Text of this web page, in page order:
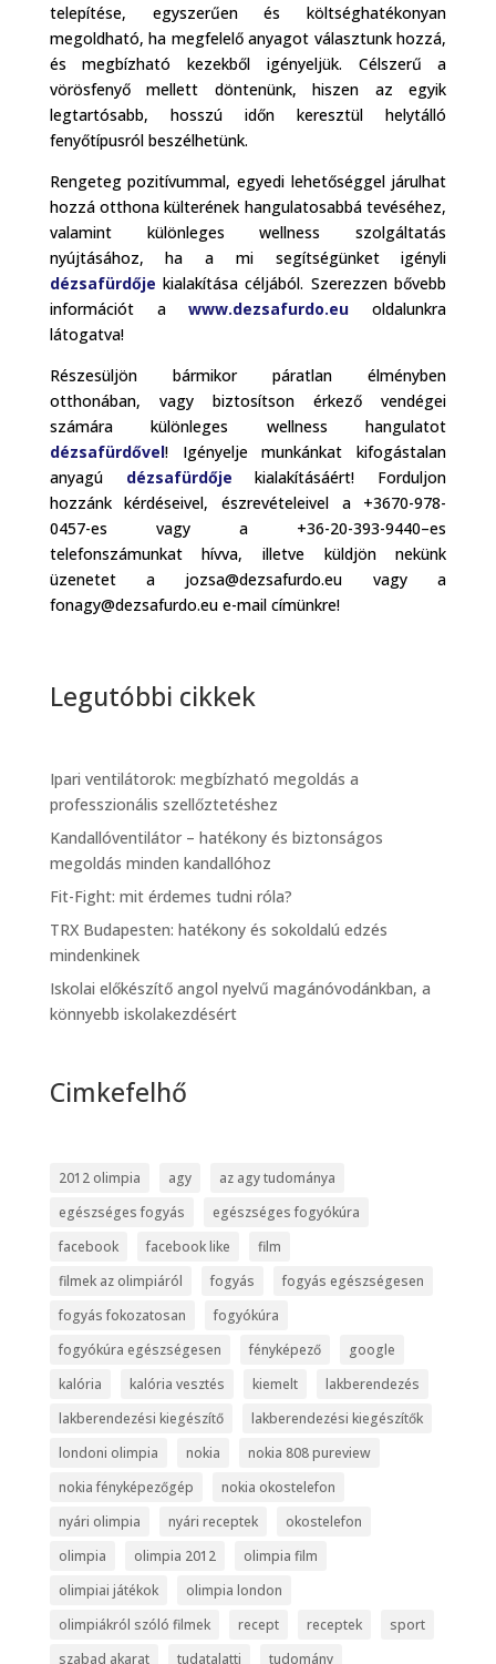
telepítése, egyszerűen és költséghatékonyan
megoldható, ha megfelelő anyagot választunk hozzá,
és megbízható kezekből igényeljük. Célszerű a
vörösfenyő mellett döntenünk, hiszen az egyik
legtartósabb, hosszú időn keresztül helytálló
fenyőtípusról beszélhetünk.
Rengeteg pozitívummal, egyedi lehetőséggel járulhat
hozzá otthona külterének hangulatosabbá tevéséhez,
valamint különleges wellness szolgáltatás
nyújtásához, ha a mi segítségünket igényli
dézsafürdője kialakítása céljából. Szerezzen bővebb
információt awww.dezsafurdo.eu oldalunkra
látogatva!
Részesüljön bármikor páratlan élményben
otthonában, vagy biztosítson érkező vendégei
számára különleges wellness hangulatot
dézsafürdővel! Igényelje munkánkat kifogástalan
anyagú dézsafürdője kialakításáért! Forduljon
hozzánk kérdéseivel, észrevételeivel a +3670-978-
0457-es vagy a +36-20-393-9440–es
telefonszámunkat hívva, illetve küldjön nekünk
üzenetet a jozsa@dezsafurdo.eu vagy a
fonagy@dezsafurdo.eu e-mail címünkre!
Legutóbbi cikkek
Ipari ventilátorok: megbízható megoldás a
professzionális szellőztetéshez
Kandallóventilátor – hatékony és biztonságos
megoldás minden kandallóhoz
Fit-Fight: mit érdemes tudni róla?
TRX Budapesten: hatékony és sokoldalú edzés
mindenkinek
Iskolai előkészítő angol nyelvű magánóvodánkban, a
könnyebb iskolakezdésért
Cimkefelhő
2012 olimpia agy
az agy tudománya
egészséges fogyás
egészséges fogyókúra
facebook
facebook like
film
filmek az olimpiáról
fogyás
fogyás egészségesen
fogyás fokozatosan
fogyókúra
fogyókúra egészségesen
fényképező
google
kalória
kalória vesztés kiemelt
lakberendezés
lakberendezési kiegészítő
lakberendezési kiegészítők
londoni olimpia
nokia
nokia 808 pureview
nokia fényképezőgép
nokia okostelefon
nyári olimpia
nyári receptek
okostelefon
olimpia
olimpia 2012
olimpia film
olimpiai játékok
olimpia london
olimpiákról szóló filmek
recept receptek
sport
szabad akarat
tudatalatti tudomány